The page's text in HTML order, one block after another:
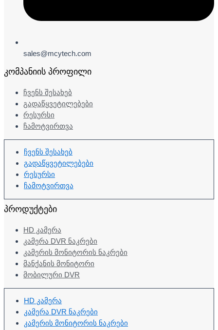
sales@mcytech.com
ᲙᲝᲛᲞᲐᲜᲘᲘᲡ ᲞᲠᲝᲤᲘᲚᲘ
ᲩᲕᲔᲜᲡ ᲨᲔᲡᲐᲮᲔᲑ
ᲒᲐᲓᲐᲬᲧᲕᲔᲢᲘᲚᲔᲑᲔᲑᲘ
ᲠᲔᲡᲣᲠᲡᲘ
ᲩᲐᲛᲝᲢᲕᲘᲠᲗᲕᲐ
ᲩᲕᲔᲜᲡ ᲨᲔᲡᲐᲮᲔᲑ
ᲒᲐᲓᲐᲬᲧᲕᲔᲢᲘᲚᲔᲑᲔᲑᲘ
ᲠᲔᲡᲣᲠᲡᲘ
ᲩᲐᲛᲝᲢᲕᲘᲠᲗᲕᲐ
ᲞᲠᲝᲓᲣᲥᲢᲔᲑᲘ
HD ᲙᲐᲛᲔᲠᲐ
ᲙᲐᲛᲔᲠᲐ DVR ᲜᲐᲙᲠᲔᲑᲘ
ᲙᲐᲛᲔᲠᲘᲡ ᲛᲝᲜᲘᲢᲝᲠᲘᲡ ᲜᲐᲙᲠᲔᲑᲘ
ᲛᲐᲜᲥᲐᲜᲘᲡ ᲛᲝᲜᲘᲢᲝᲠᲘ
ᲛᲝᲑᲘᲚᲣᲠᲘ DVR
HD ᲙᲐᲛᲔᲠᲐ
ᲙᲐᲛᲔᲠᲐ DVR ᲜᲐᲙᲠᲔᲑᲘ
ᲙᲐᲛᲔᲠᲘᲡ ᲛᲝᲜᲘᲢᲝᲠᲘᲡ ᲜᲐᲙᲠᲔᲑᲘ